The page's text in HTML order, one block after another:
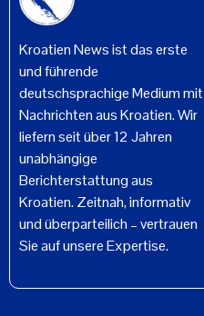
Kroatien News ist das erste
und führende
deutschsprachige Medium mit
Nachrichten aus Kroatien. Wir
liefern seit über 12 Jahren
unabhängige
Berichterstattung aus
Kroatien. Zeitnah, informativ
und überparteilich – vertrauen
Sie auf unsere Expertise.